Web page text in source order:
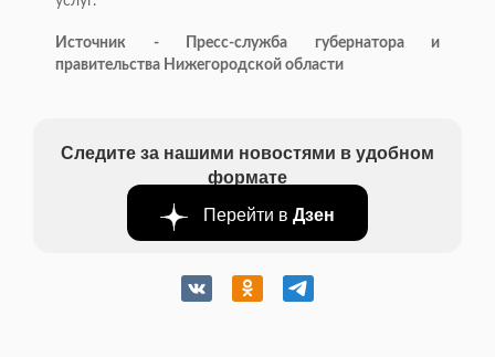
Источник - Пресс-служба губернатора и
правительства Нижегородской области
Следите за нашими новостями в удобном
формате
Перейти в Дзен